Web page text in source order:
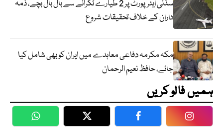
سڈنی ایئرپورٹ پر 2 طیارے ٹکرانے سے بال بال بچے، ذمہ
داران کے خلاف تحقیقات شروع
مکہ مکرمہ دفاعی معاہدے میں ایران کو بھی شامل کیا
جائے، حافظ نعیم الرحمان
ہمیں فالو کریں
WhatsApp Twitter Facebook